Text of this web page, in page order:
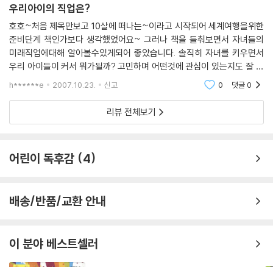
우리아이의 직업은?
호호~처음 제목만보고 10살에 떠나는~이라고 시작되어 세계여행을위한
준비단계 책인가보다 생각했었어요~ 그러나 책을 들춰보면서 자녀들의
미래직업에대해 알아볼수있게되어 좋았습니다. 솔직히 자녀를 키우면서
우리 아이들이 커서 뭐가될까? 고민하며 어떤것에 관심이 있는지도 잘 모
르겠고 막연하게만 생각해 왔습니다.. 이번 책을 읽어보고 자녀들의 미래
h******e 2007.10.23. 신고 0 댓글0
리뷰 전체보기
어린이 독후감 4
배송/반품/교환 안내
이 분야 베스트셀러